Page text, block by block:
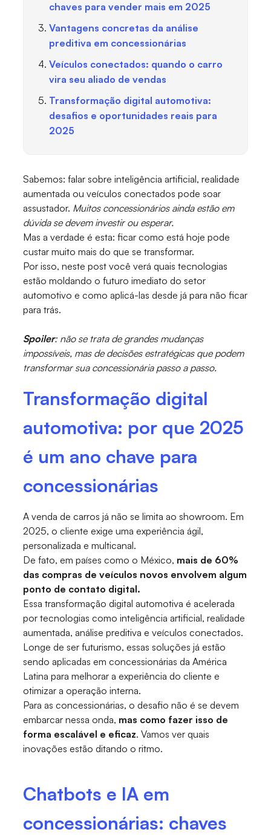
chaves para vender mais em 2025
Vantagens concretas da análise
preditiva em concessionárias
Veículos conectados: quando o carro
vira seu aliado de vendas
Transformação digital automotiva:
desafios e oportunidades reais para
2025
Sabemos: falar sobre inteligência artificial, realidade
aumentada ou veículos conectados pode soar
assustador. Muitos concessionários ainda estão em
dúvida se devem investir ou esperar.
Mas a verdade é esta: ficar como está hoje pode
custar muito mais do que se transformar.
Por isso, neste post você verá quais tecnologias
estão moldando o futuro imediato do setor
automotivo e como aplicá-las desde já para não ficar
para trás.
Spoiler: não se trata de grandes mudanças
impossíveis, mas de decisões estratégicas que podem
transformar sua concessionária passo a passo.
Transformação digital
automotiva: por que 2025
é um ano chave para
concessionárias
A venda de carros já não se limita ao showroom. Em
2025, o cliente exige uma experiência ágil,
personalizada e multicanal.
De fato, em países como o México, mais de 60%
das compras de veículos novos envolvem algum
ponto de contato digital.
Essa transformação digital automotiva é acelerada
por tecnologias como inteligência artificial, realidade
aumentada, análise preditiva e veículos conectados.
Longe de ser futurismo, essas soluções já estão
sendo aplicadas em concessionárias da América
Latina para melhorar a experiência do cliente e
otimizar a operação interna.
Para as concessionárias, o desafio não é se devem
embarcar nessa onda, mas como fazer isso de
forma escalável e eficaz. Vamos ver quais
inovações estão ditando o ritmo.
Chatbots e IA em
concessionárias: chaves